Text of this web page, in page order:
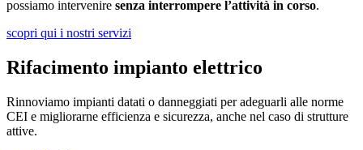
possiamo intervenire senza interrompere l’attività in corso.
scopri qui i nostri servizi
Rifacimento impianto elettrico
Rinnoviamo impianti datati o danneggiati per adeguarli alle norme
CEI e migliorarne efficienza e sicurezza, anche nel caso di strutture
attive.